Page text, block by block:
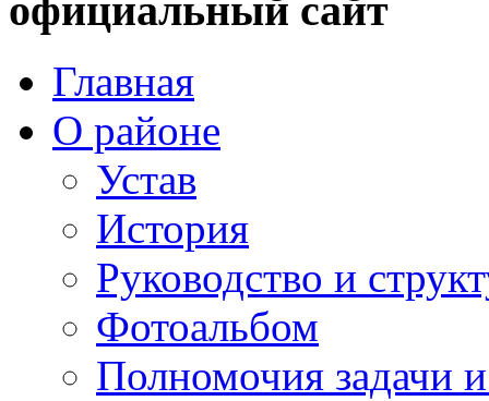
официальный сайт
Главная
О районе
Устав
История
Руководство и
Фотоальбом
Полномочия задачи